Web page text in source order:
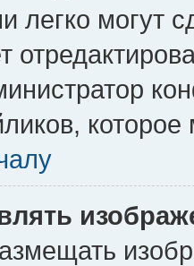
легко могут